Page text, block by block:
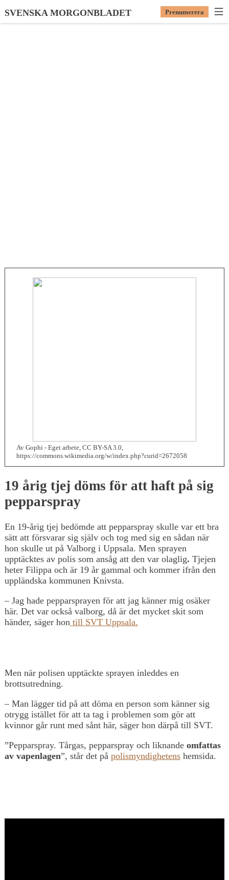
SVENSKA MORGONBLADET Prenumerera
Av Gophi - Eget arbete, CC BY-SA 3.0,
https://commons.wikimedia.org/w/index.php?curid=2672058
19 årig tjej döms för att haft på sig
pepparspray
En 19-årig tjej bedömde att pepparspray skulle var ett bra
sätt att försvarar sig själv och tog med sig en sådan när
hon skulle ut på Valborg i Uppsala. Men sprayen
upptäcktes av polis som ansåg att den var olaglig. Tjejen
heter Filippa och är 19 år gammal och kommer ifrån den
uppländska kommunen Knivsta.
– Jag hade pepparsprayen för att jag känner mig osäker
här. Det var också valborg, då är det mycket skit som
händer, säger hon till SVT Uppsala.
Men när polisen upptäckte sprayen inleddes en
brottsutredning.
– Man lägger tid på att döma en person som känner sig
otrygg istället för att ta tag i problemen som gör att
kvinnor går runt med sånt här, säger hon därpå till SVT.
”Pepparspray. Tårgas, pepparspray och liknande omfattas
av vapenlagen”, står det på polismyndighetens hemsida.